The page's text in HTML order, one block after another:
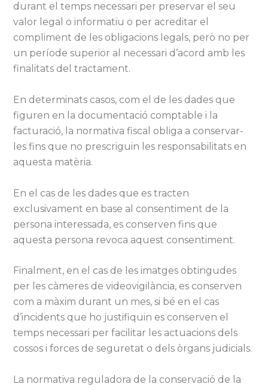
durant el temps necessari per preservar el seu
valor legal o informatiu o per acreditar el
compliment de les obligacions legals, però no per
un període superior al necessari d’acord amb les
finalitats del tractament.
En determinats casos, com el de les dades que
figuren en la documentació comptable i la
facturació, la normativa fiscal obliga a conservar-
les fins que no prescriguin les responsabilitats en
aquesta matèria.
En el cas de les dades que es tracten
exclusivament en base al consentiment de la
persona interessada, es conserven fins que
aquesta persona revoca aquest consentiment.
Finalment, en el cas de les imatges obtingudes
per les càmeres de videovigilància, es conserven
com a màxim durant un mes, si bé en el cas
d’incidents que ho justifiquin es conserven el
temps necessari per facilitar les actuacions dels
cossos i forces de seguretat o dels òrgans judicials.
La normativa reguladora de la conservació de la